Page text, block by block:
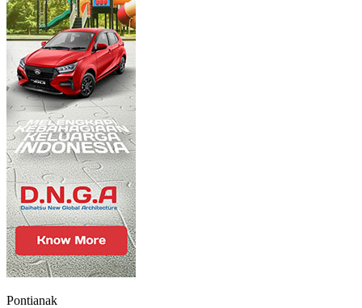
Pontianak